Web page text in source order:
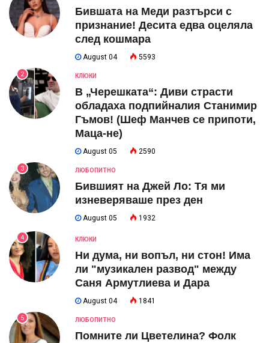
Бившата на Меди разтърси с
признание! Десита едва оцеляла
след кошмара
August 04 5593
2 КЛЮКИ
В „Черешката“: Диви страсти
обладаха подпийналия Станимир
Гъмов! (Шеф Манчев се припоти,
Маца-не)
August 05 2590
3 ЛЮБОПИТНО
Бившият на Джей Ло: Тя ми
изневеряваше през ден
August 05 1932
4 КЛЮКИ
Ни дума, ни вопъл, ни стон! Има
ли "музикален развод" между
Саня Армутлиева и Дара
August 04 1841
5 ЛЮБОПИТНО
Помните ли Цветелина? Фолк